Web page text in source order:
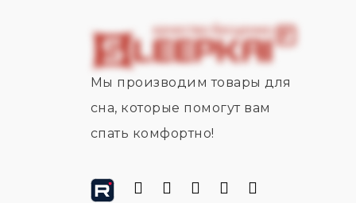
Мы производим товары для
сна, которые помогут вам
спать комфортно!